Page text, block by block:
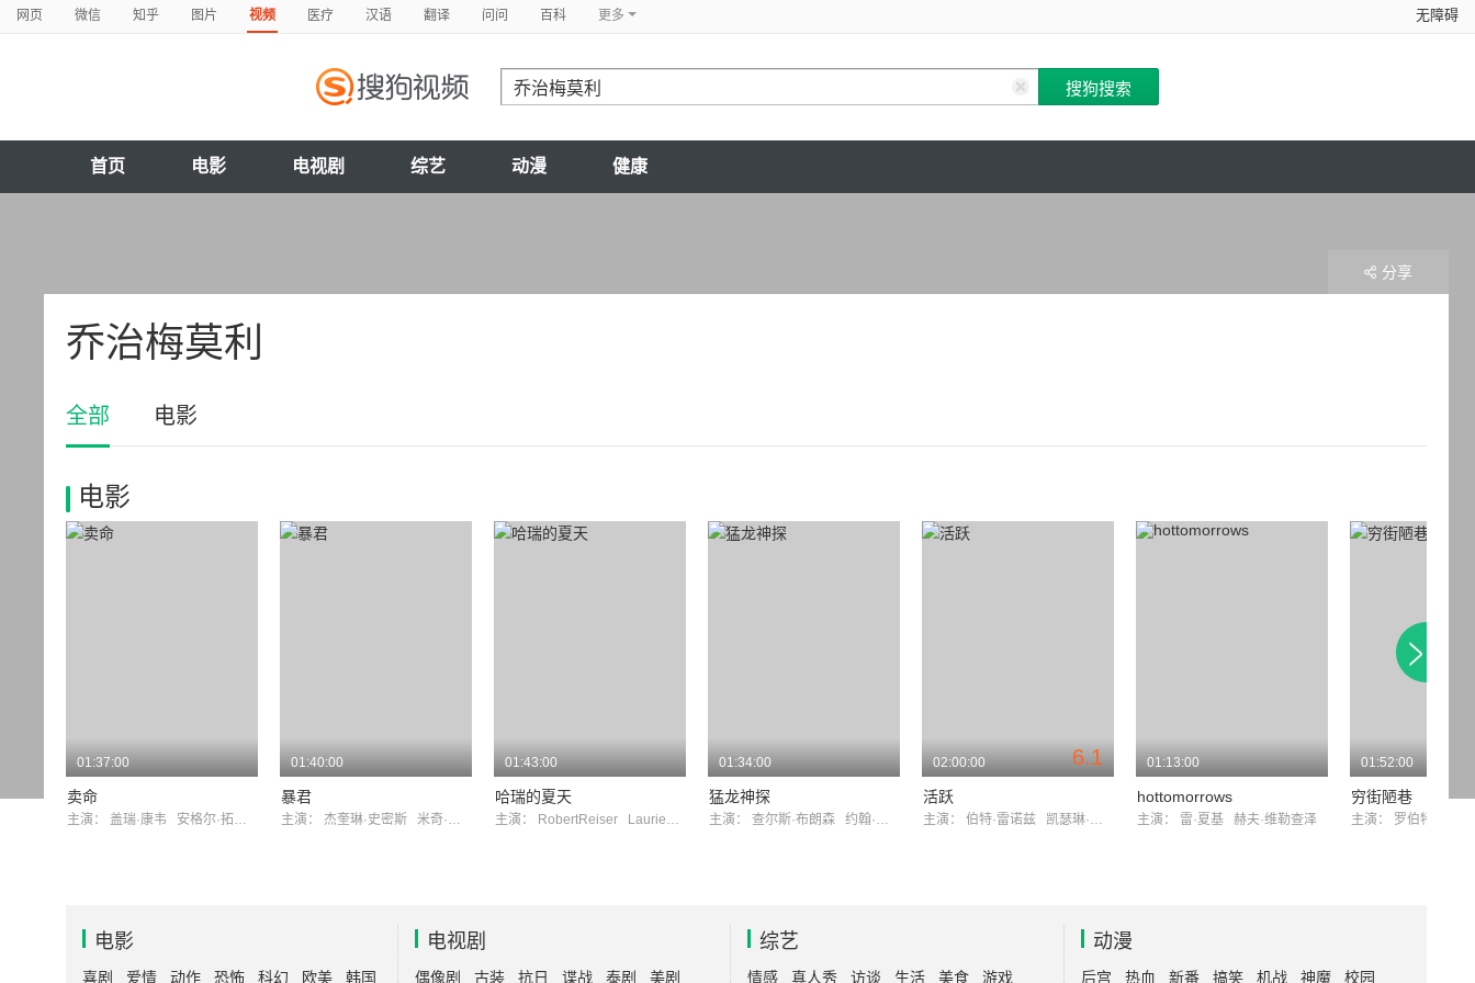
网页 微信 知乎 图片 视频 医疗 汉语 翻译 问问 百科 更多 无障碍
首页 电影 电视剧 综艺 动漫 健康
乔治梅莫利
分享
全部 电影
电影
01:37:00
卖命
主演： 盖瑞·康韦 安格尔·拓普金斯
01:40:00
暴君
主演： 杰奎琳·史密斯 米奇·瑞恩
01:43:00
哈瑞的夏天
主演： RobertReiser LaurieWalters
01:34:00
猛龙神探
主演： 查尔斯·布朗森 约翰·豪斯曼
6.1
02:00:00
活跃
主演： 伯特·雷诺兹 凯瑟琳·德纳芙
01:13:00
hottomorrows
主演： 雷·夏基 赫夫·维勒查泽
01:52:00
穷街陋巷
主演： 罗伯特·德
电影
喜剧 爱情 动作 恐怖 科幻 欧美 韩国
电视剧
偶像剧 古装 抗日 谍战 泰剧 美剧
综艺
情感 真人秀 访谈 生活 美食 游戏
动漫
后宫 热血 新番 搞笑 机战 神魔 校园